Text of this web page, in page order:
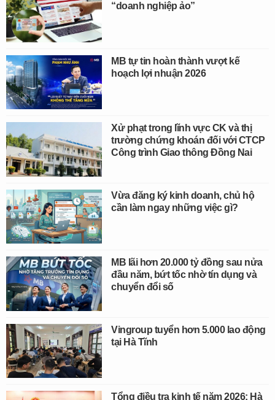
“doanh nghiệp ảo”
MB tự tin hoàn thành vượt kế
hoạch lợi nhuận 2026
Xử phạt trong lĩnh vực CK và thị
trường chứng khoán đối với CTCP
Công trình Giao thông Đồng Nai
Vừa đăng ký kinh doanh, chủ hộ
cần làm ngay những việc gì?
MB lãi hơn 20.000 tỷ đồng sau nửa
đầu năm, bứt tốc nhờ tín dụng và
chuyển đổi số
Vingroup tuyển hơn 5.000 lao động
tại Hà Tĩnh
Tổng điều tra kinh tế năm 2026: Hà